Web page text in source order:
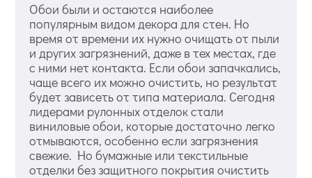
Обои были и остаются наиболее
популярным видом декора для стен. Но
время от времени их нужно очищать от пыли
и других загрязнений, даже в тех местах, где
с ними нет контакта. Если обои запачкались,
чаще всего их можно очистить, но результат
будет зависеть от типа материала. Сегодня
лидерами рулонных отделок стали
виниловые обои, которые достаточно легко
отмываются, особенно если загрязнения
свежие. Но бумажные или текстильные
отделки без защитного покрытия очистить